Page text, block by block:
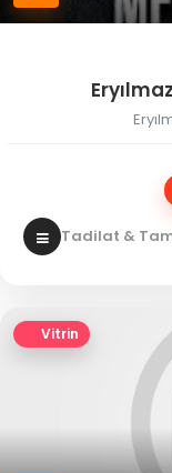
Tadilat &
Vitrin